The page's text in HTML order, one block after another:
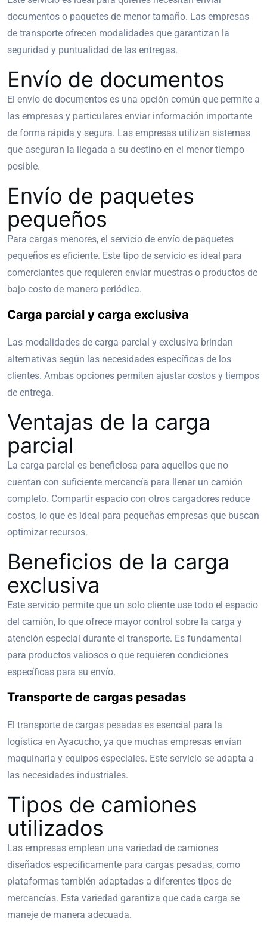
documentos o paquetes de menor tamaño. Las empresas
de transporte ofrecen modalidades que garantizan la
seguridad y puntualidad de las entregas.
Envío de documentos
El envío de documentos es una opción común que permite a
las empresas y particulares enviar información importante
de forma rápida y segura. Las empresas utilizan sistemas
que aseguran la llegada a su destino en el menor tiempo
posible.
Envío de paquetes
pequeños
Para cargas menores, el servicio de envío de paquetes
pequeños es eficiente. Este tipo de servicio es ideal para
comerciantes que requieren enviar muestras o productos de
bajo costo de manera periódica.
Carga parcial y carga exclusiva
Las modalidades de carga parcial y exclusiva brindan
alternativas según las necesidades específicas de los
clientes. Ambas opciones permiten ajustar costos y tiempos
de entrega.
Ventajas de la carga
parcial
La carga parcial es beneficiosa para aquellos que no
cuentan con suficiente mercancía para llenar un camión
completo. Compartir espacio con otros cargadores reduce
costos, lo que es ideal para pequeñas empresas que buscan
optimizar recursos.
Beneficios de la carga
exclusiva
Este servicio permite que un solo cliente use todo el espacio
del camión, lo que ofrece mayor control sobre la carga y
atención especial durante el transporte. Es fundamental
para productos valiosos o que requieren condiciones
específicas para su envío.
Transporte de cargas pesadas
El transporte de cargas pesadas es esencial para la
logística en Ayacucho, ya que muchas empresas envían
maquinaria y equipos especiales. Este servicio se adapta a
las necesidades industriales.
Tipos de camiones
utilizados
Las empresas emplean una variedad de camiones
diseñados específicamente para cargas pesadas, como
plataformas también adaptadas a diferentes tipos de
mercancías. Esta variedad garantiza que cada carga se
maneje de manera adecuada.